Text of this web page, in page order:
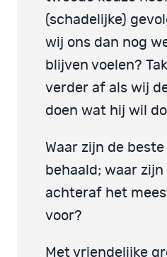
(schadelijke)
wij ons dan nog
blijven voelen?
verder af als wij
doen wat hij wil
Waar zijn de
behaald; waar
achteraf het
voor?
Met vriendelijke